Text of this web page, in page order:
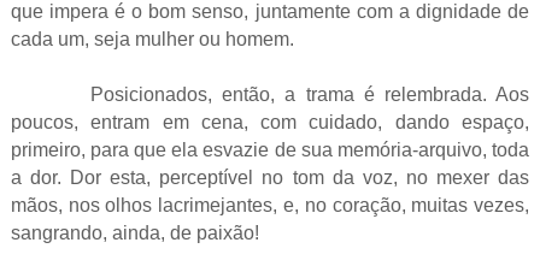
que impera é o bom senso, juntamente com a dignidade de
cada um, seja mulher ou homem.
Posicionados, então, a trama é relembrada. Aos
poucos, entram em cena, com cuidado, dando espaço,
primeiro, para que ela esvazie de sua memória-arquivo, toda
a dor. Dor esta, perceptível no tom da voz, no mexer das
mãos, nos olhos lacrimejantes, e, no coração, muitas vezes,
sangrando, ainda, de paixão!